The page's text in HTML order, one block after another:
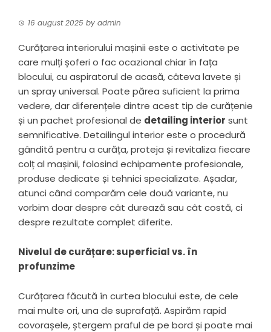
16 august 2025 by admin
Curățarea interiorului mașinii este o activitate pe
care mulți șoferi o fac ocazional chiar în fața
blocului, cu aspiratorul de acasă, câteva lavete și
un spray universal. Poate părea suficient la prima
vedere, dar diferențele dintre acest tip de curățenie
și un pachet profesional de detailing interior sunt
semnificative. Detailingul interior este o procedură
gândită pentru a curăța, proteja și revitaliza fiecare
colț al mașinii, folosind echipamente profesionale,
produse dedicate și tehnici specializate. Așadar,
atunci când comparăm cele două variante, nu
vorbim doar despre cât durează sau cât costă, ci
despre rezultate complet diferite.
Nivelul de curățare: superficial vs. în
profunzime
Curățarea făcută în curtea blocului este, de cele
mai multe ori, una de suprafață. Aspirăm rapid
covorașele, ștergem praful de pe bord și poate mai